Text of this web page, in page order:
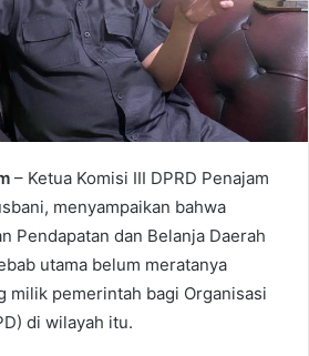
– Ketua Komisi III DPRD Penajam
menyampaikan bahwa
Pendapatan dan Belanja Daerah
utama belum meratanya
milik pemerintah bagi Organisasi
di wilayah itu.